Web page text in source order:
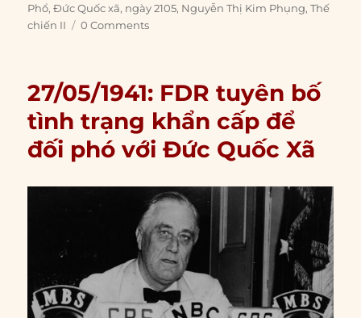
on
Phổ,Đức Quốc xã, ngày 2105, Nguyễn Thị Kim Phụng,Thế
chiến II
0 Comments
27/05/1941: FDR tuyên bố
tình trạng khẩn cấp để
đối phó với Đức Quốc Xã